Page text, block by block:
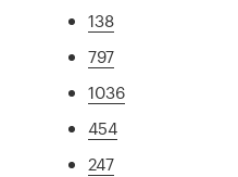
138
797
1036
454
247